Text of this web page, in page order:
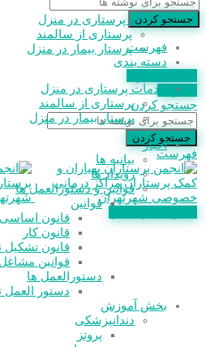
خدمات پرستاری در منزل
پرستاری از سالمند
پرستار بیمار در منزل
عضویت
جستجو کردن
جستجو کردن
فهرست
جستجو کردن
فهرست
دسته بندی
خدمات پرستاری در منزل
پرستاری از سالمند
پرستار بیمار در منزل
اخبار
بیانیه ها
رویداد ها
قوانین و دستورالعمل ها
قوانین
قانون اساسی
قانون کار
قانون تشکیل
قوانین
دستورالعمل ها
دستور العمل
بخش آموزش
دندانپزشکی
پروتز